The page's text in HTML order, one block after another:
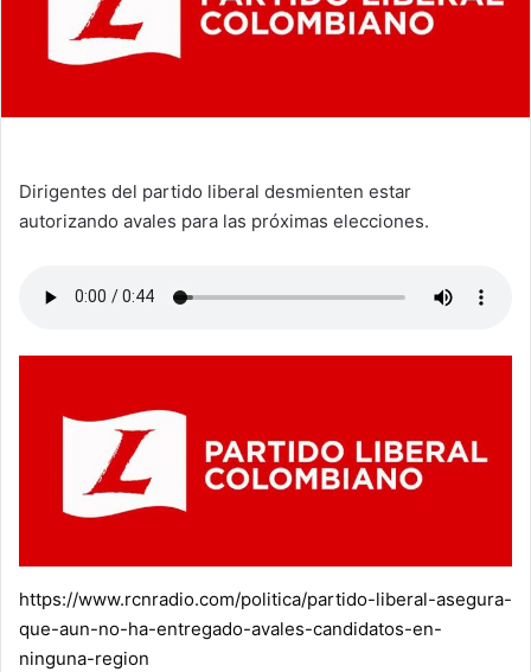
Dirigentes del partido liberal desmienten estar
autorizando avales para las próximas elecciones.
https://www.rcnradio.com/politica/partido-liberal-asegura-
que-aun-no-ha-entregado-avales-candidatos-en-
ninguna-region